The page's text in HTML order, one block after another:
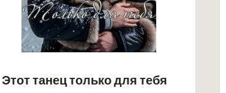
Этот танец только для тебя